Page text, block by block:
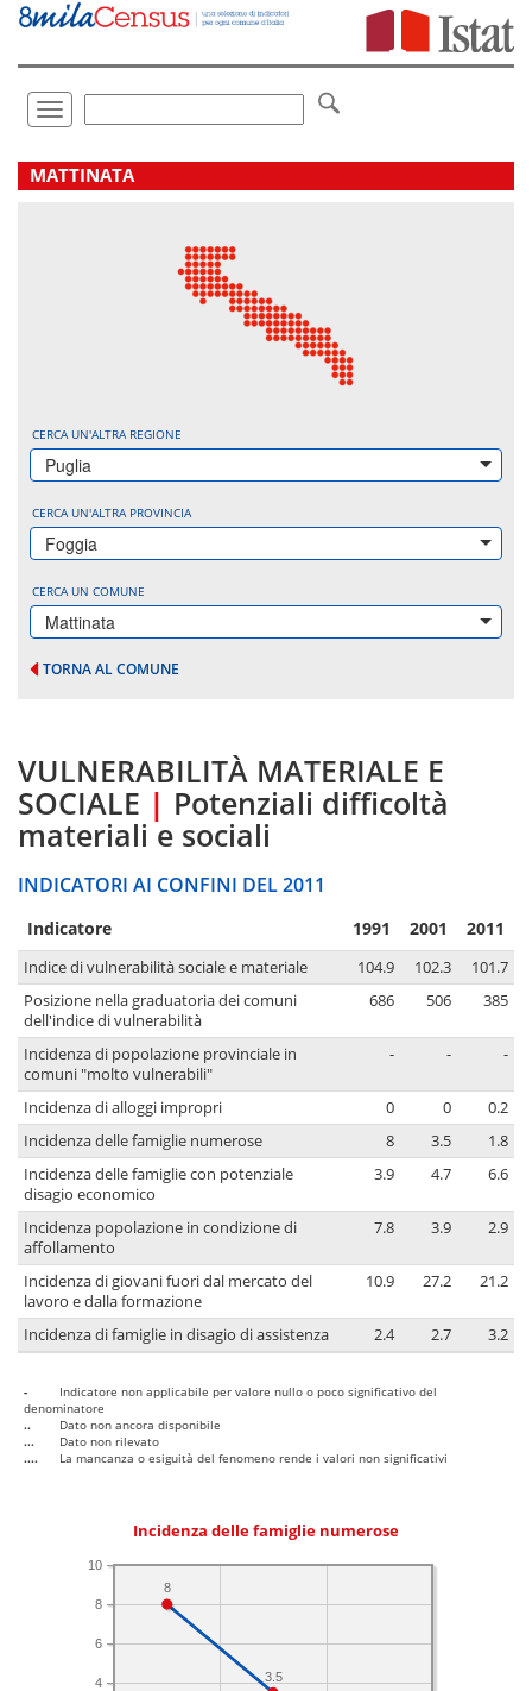
Vai
direttamente
Toggle
navigation
.
MATTINATA
CERCA UN'ALTRA REGIONE
Puglia
CERCA UN'ALTRA PROVINCIA
Foggia
CERCA UN COMUNE
Mattinata
TORNA AL COMUNE
VULNERABILITÀ MATERIALE E
SOCIALE | Potenziali difficoltà
materiali e sociali
INDICATORI AI CONFINI DEL 2011
Indicatore 1991 2001 2011
Indice di vulnerabilità sociale e materiale 104.9 102.3
101.7
Posizione nella graduatoria dei comuni
dell'indice di vulnerabilità
686 506 385
Incidenza di popolazione provinciale in
comuni "molto vulnerabili"
- - -
Incidenza di alloggi impropri 0 0
0.2
Incidenza delle famiglie numerose
8 3.5
1.8
Incidenza delle famiglie con potenziale
disagio economico
3.9 4.7 6.6
Incidenza popolazione in condizione di
affollamento
7.8 3.9 2.9
Incidenza di giovani fuori dal mercato del
lavoro e dalla formazione
10.9 27.2 21.2
Incidenza di famiglie in disagio di assistenza 2.4 2.7 3.2
-
Indicatore non applicabile per valore nullo o poco significativo del
denominatore
..
Dato non ancora disponibile
...
Dato non rilevato
....
La mancanza o esiguità del fenomeno rende i valori non significativi
Incidenza delle famiglie numerose
4
6
8
10
3.5
8